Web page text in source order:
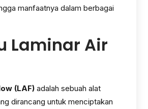
manfaatnya dalam berbagai
Laminar Air
(LAF) adalah sebuah alat
dirancang untuk menciptakan